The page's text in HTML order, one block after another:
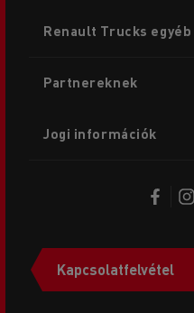
menu
Renault Trucks
Partnereknek
Jogi információk
Kapcsolatfelvétel